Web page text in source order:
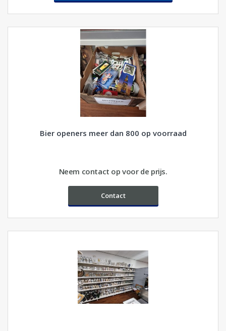
Bier openers meer dan 800 op voorraad
Neem contact op voor de prijs.
Contact